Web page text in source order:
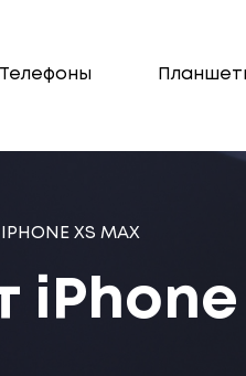
Телефоны
IPHONE XS MAX
iPhone